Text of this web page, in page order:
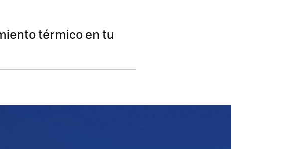
térmico en tu